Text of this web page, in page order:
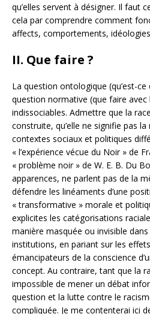
qu’elles servent à désigner. Il faut
cela par comprendre comment
affects, comportements,
II. Que faire ?
La question ontologique (qu’est-ce
question normative (que faire avec
indissociables. Admettre que la
construite, qu’elle ne signifie pas
contextes sociaux et politiques
« l’expérience vécue du Noir » de
« problème noir » de W. E. B. Du
apparences, ne parlent pas de la
défendre les linéaments d’une
« transformative » morale et
explicites les catégorisations
manière masquée ou invisible
institutions, en pariant sur les
émancipateurs de la conscience
concept. Au contraire, tant que la
impossible de mener un débat
question et la lutte contre le
compliquée. Je me contenterai ici